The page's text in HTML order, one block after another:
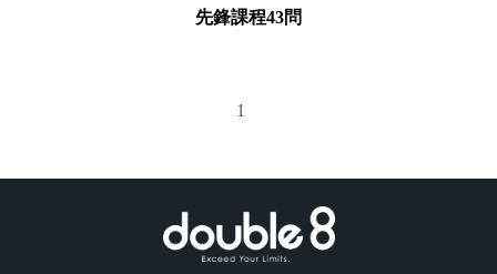
先鋒課程43問
1